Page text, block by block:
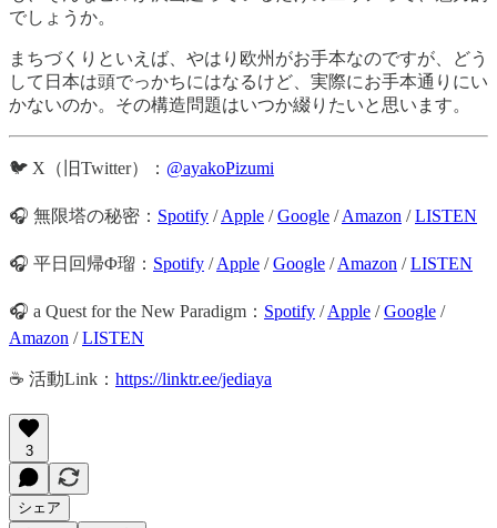
でしょうか。
まちづくりといえば、やはり欧州がお手本なのですが、どう
して日本は頭でっかちにはなるけど、実際にお手本通りにい
かないのか。その構造問題はいつか綴りたいと思います。
🐦 X（旧Twitter）： @ayakoPizumi
🎧 無限塔の秘密： Spotify /Apple /Google /Amazon /LISTEN
🎧 平日回帰Φ瑠： Spotify /Apple /Google /Amazon /LISTEN
🎧 a Quest for the New Paradigm： Spotify /Apple /Google /
Amazon /LISTEN
☕️ 活動Link： https://linktr.ee/jediaya
3
シェア